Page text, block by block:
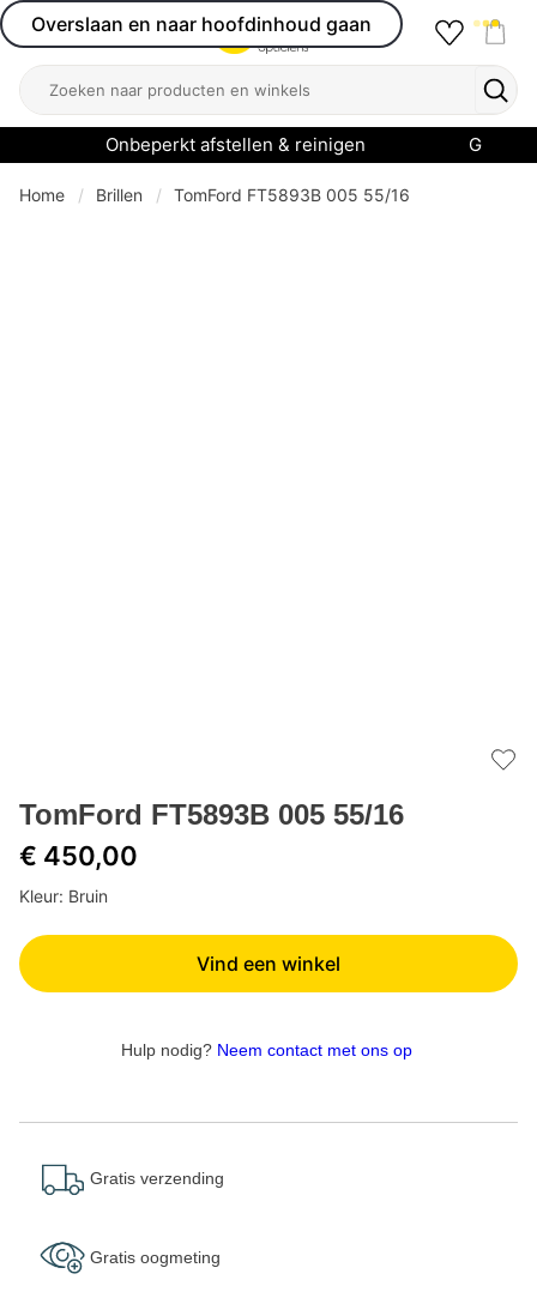
Overslaan en naar hoofdinhoud gaan
Open menu
Zoeken
Onbeperkt afstellen & reinigen
Home Brillen TomFord FT5893B 005 55/16
TomFord FT5893B 005 55/16
€ 450,00
Kleur: Bruin
Vind een winkel
Hulp nodig? Neem contact met ons op
Gratis verzending
Gratis oogmeting